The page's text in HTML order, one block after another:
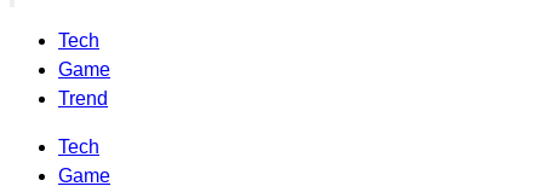
Tech
Game
Trend
Tech
Game